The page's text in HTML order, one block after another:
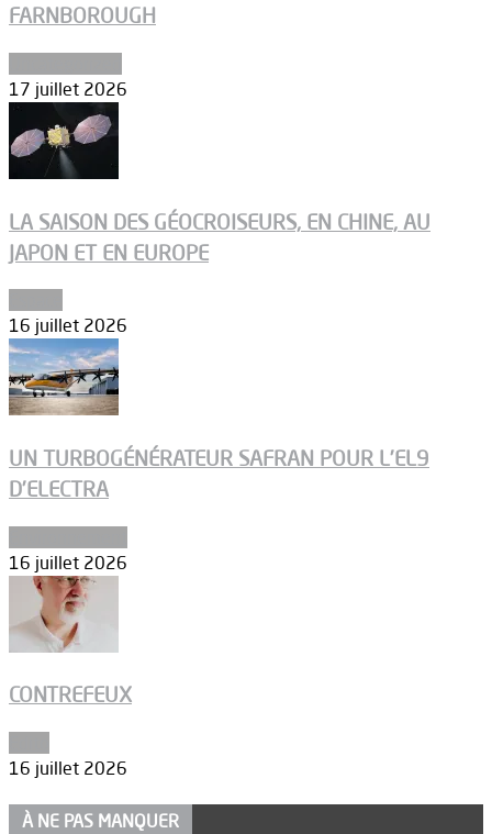
FARNBOROUGH
17 juillet 2026
LA SAISON DES GÉOCROISEURS, EN CHINE, AU
JAPON ET EN EUROPE
16 juillet 2026
UN TURBOGÉNÉRATEUR SAFRAN POUR L’EL9
D’ELECTRA
16 juillet 2026
CONTREFEUX
16 juillet 2026
À NE PAS MANQUER